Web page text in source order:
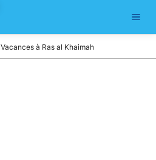
Vacances à Ras al Khaimah